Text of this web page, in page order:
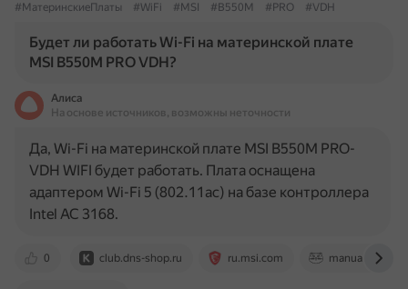
#МатеринскиеПлаты
#WiFi #MSI #B550M #PRO #VDH
Будет ли работать Wi-Fi на материнской плате
MSI B550M PRO VDH?
Алиса
На основе источников, возможны неточности
0 club.dns-shop.ru ru.msi.com manual-pdf.com
Да, Wi-Fi на материнской плате MSI B550M PRO-
VDH WIFI будет работать. Плата оснащена
адаптером Wi-Fi 5 (802.11ac) на базе контроллера
Intel AC 3168.